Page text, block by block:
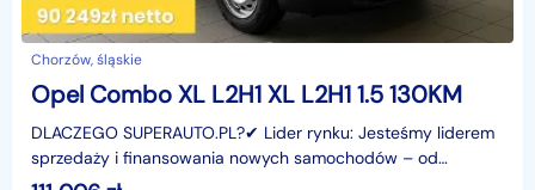
Chorzów, śląskie
Opel Combo XL L2H1 XL L2H1 1.5 130KM
DLACZEGO SUPERAUTO.PL?✔ Lider rynku: Jesteśmy liderem
sprzedaży i finansowania nowych samochodów – od
osobowych, przez dostawcze, po segment premium.✔